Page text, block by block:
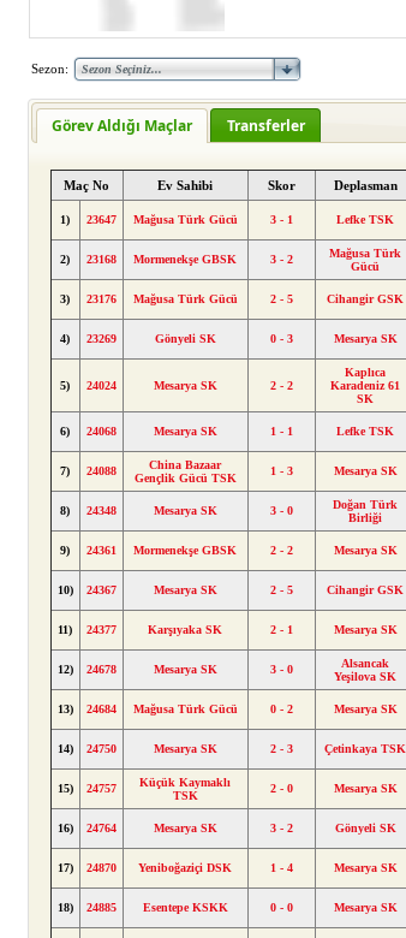
Sezon:
Görev Aldığı Maçlar Transferler
Maç No Ev Sahibi Skor Deplasman
1) 23647 Mağusa Türk Gücü 3 - 1 Lefke TSK
2) 23168 Mormenekşe GBSK 3 - 2
Mağusa Türk
Gücü
3) 23176 Mağusa Türk Gücü 2 - 5 Cihangir GSK
4) 23269 Gönyeli SK 0 - 3 Mesarya SK
5) 24024 Mesarya SK 2 - 2
Kaplıca
Karadeniz 61
SK
6) 24068 Mesarya SK 1 - 1 Lefke TSK
7) 24088
China Bazaar
Gençlik Gücü TSK
1 - 3 Mesarya SK
8) 24348 Mesarya SK 3 - 0
Doğan Türk
Birliği
9) 24361 Mormenekşe GBSK 2 - 2 Mesarya SK
10) 24367 Mesarya SK 2 - 5 Cihangir GSK
11) 24377 Karşıyaka SK 2 - 1 Mesarya SK
12) 24678 Mesarya SK 3 - 0
Alsancak
Yeşilova SK
13) 24684 Mağusa Türk Gücü 0 - 2 Mesarya SK
14) 24750 Mesarya SK 2 - 3 Çetinkaya TSK
15) 24757
Küçük Kaymaklı
TSK
2 - 0 Mesarya SK
16) 24764 Mesarya SK 3 - 2 Gönyeli SK
17) 24870 Yeniboğaziçi DSK 1 - 4 Mesarya SK
18) 24885 Esentepe KSKK 0 - 0 Mesarya SK